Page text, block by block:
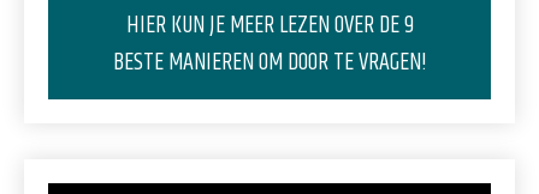
HIER KUN JE MEER LEZEN OVER DE 9
BESTE MANIEREN OM DOOR TE VRAGEN!